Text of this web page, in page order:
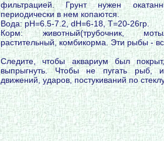
фильтрацией. Грунт нужен
периодически в нем копаются.
Вода: pH=6.5-7.2, dH=6-18, T=20-26гр.
Корм: животный(трубочник,
растительный, комбикорма. Эти рыбы -
Следите, чтобы аквариум был
выпрыгнуть. Чтобы не пугать рыб,
движений, ударов, постукиваний по